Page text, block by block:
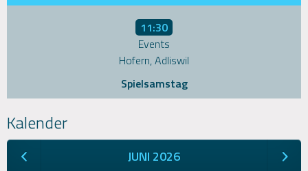
11:30
Events
Hofern, Adliswil
Spielsamstag
Kalender
JUNI 2026